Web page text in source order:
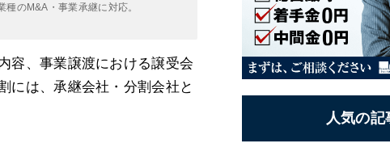
のM&A・事業承継に対応。
容、事業譲渡における譲受会
には、承継会社・分割会社と
人気の記